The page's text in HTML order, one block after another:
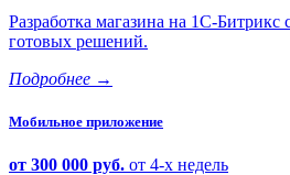
Разработка магазина на 1С-
готовых решений.
Подробнее →
Мобильное приложение
от 300 000 руб. от 4-х недель